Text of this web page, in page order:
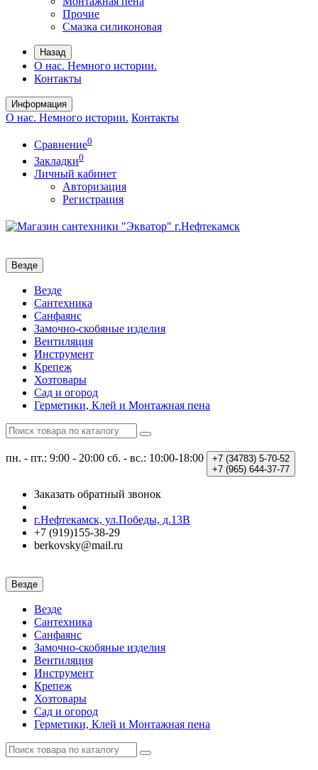
Прочие
Смазка силиконовая
Назад
О нас. Немного истории.
Контакты
Информация
О нас. Немного истории. Контакты
Сравнение0
Закладки0
Личный кабинет
Авторизация
Регистрация
Везде
Везде
Сантехника
Санфаянс
Замочно-скобяные изделия
Вентиляция
Инструмент
Крепеж
Хозтовары
Сад и огород
Герметики, Клей и Монтажная пена
пн. - пт.: 9:00 - 20:00 сб. - вс.: 10:00-18:00 +7 (34783) 5-70-52
+7 (965) 644-37-77
Заказать обратный звонок
г.Нефтекамск, ул.Победы, д.13В
+7 (919)155-38-29
berkovsky@mail.ru
Везде
Везде
Сантехника
Санфаянс
Замочно-скобяные изделия
Вентиляция
Инструмент
Крепеж
Хозтовары
Сад и огород
Герметики, Клей и Монтажная пена